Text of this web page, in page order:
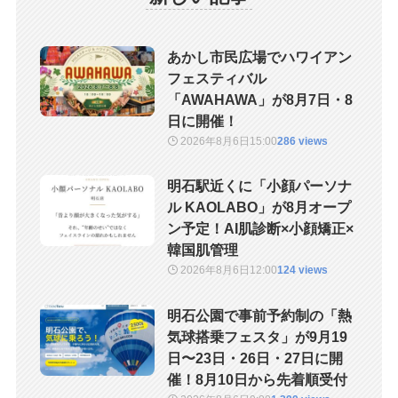
あかし市民広場でハワイアン
フェスティバル
「AWAHAWA」が8月7日・8
日に開催！
2026年8月6日 15:00286 views
明石駅近くに「小顔パーソナ
ル KAOLABO」が8月オープ
ン予定！AI肌診断×小顔矯正×
韓国肌管理
2026年8月6日 12:00124 views
明石公園で事前予約制の「熱
気球搭乗フェスタ」が9月19
日〜23日・26日・27日に開
催！8月10日から先着順受付